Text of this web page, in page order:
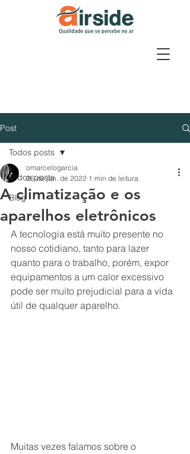
Post
Todos posts
Blog
Todos posts
A climatização e os
aparelhos eletrônicos
omarcelogarcia
26 de jan. de 2022 1 min de leitura
A tecnologia está muito presente no
nosso cotidiano, tanto para lazer
quanto para o trabalho, porém, expor
equipamentos a um calor excessivo
pode ser muito prejudicial para a vida
útil de qualquer aparelho.
Muitas vezes falamos sobre o